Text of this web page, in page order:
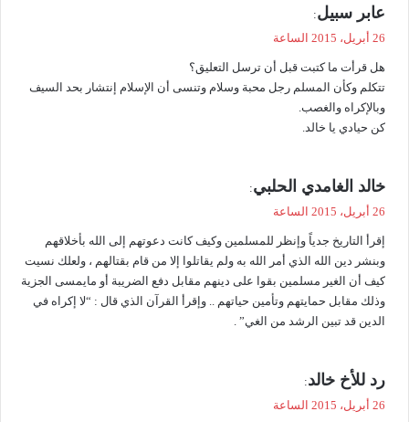
ي
ل
عابر سبيل:
26 أبريل، 2015 الساعة
هل قرأت ما كتبت قبل أن ترسل التعليق؟
تتكلم وكأن المسلم رجل محبة وسلام وتنسى أن الإسلام إنتشار بحد السيف
وبالإكراه والغصب.
كن حيادي يا خالد.
ي
ل
خالد الغامدي الحلبي:
26 أبريل، 2015 الساعة
إقرأ التاريخ جدياً وإنظر للمسلمين وكيف كانت دعوتهم إلى الله بأخلاقهم
وبنشر دين الله الذي أمر الله به ولم يقاتلوا إلا من قام بقتالهم ، ولعلك نسيت
كيف أن الغير مسلمين بقوا على دينهم مقابل دفع الضريبة أو مايمسى الجزية
وذلك مقابل حمايتهم وتأمين حياتهم .. وإقرأ القرآن الذي قال : “لا إكراه في
الدين قد تبين الرشد من الغي” .
رد للأخ خالد:
26 أبريل، 2015 الساعة